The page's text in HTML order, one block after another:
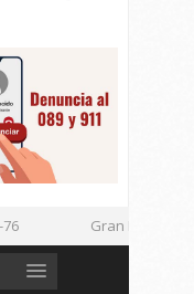
Gran Festival de
Inicia SICT Construcción de